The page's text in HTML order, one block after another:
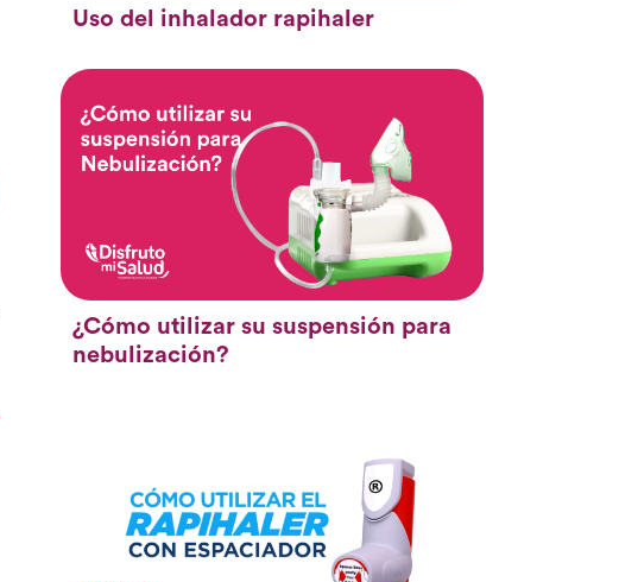
Uso del inhalador rapihaler
¿Cómo utilizar su suspensión para
nebulización?